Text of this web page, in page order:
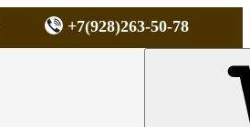
+7(928)263-50-78